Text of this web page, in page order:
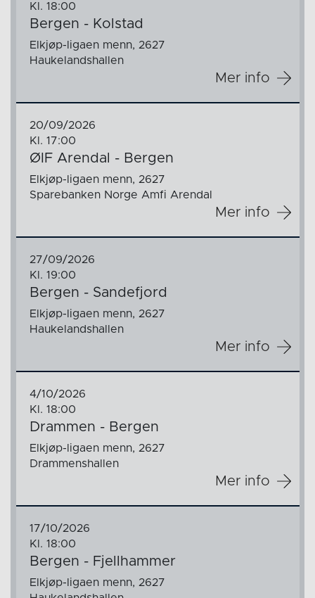
Kl. 18:00
Bergen - Kolstad
Elkjøp-ligaen menn, 2627
Haukelandshallen
Mer info
20/09/2026
Kl. 17:00
ØIF Arendal - Bergen
Elkjøp-ligaen menn, 2627
Sparebanken Norge Amfi Arendal
Mer info
27/09/2026
Kl. 19:00
Bergen - Sandefjord
Elkjøp-ligaen menn, 2627
Haukelandshallen
Mer info
4/10/2026
Kl. 18:00
Drammen - Bergen
Elkjøp-ligaen menn, 2627
Drammenshallen
Mer info
17/10/2026
Kl. 18:00
Bergen - Fjellhammer
Elkjøp-ligaen menn, 2627